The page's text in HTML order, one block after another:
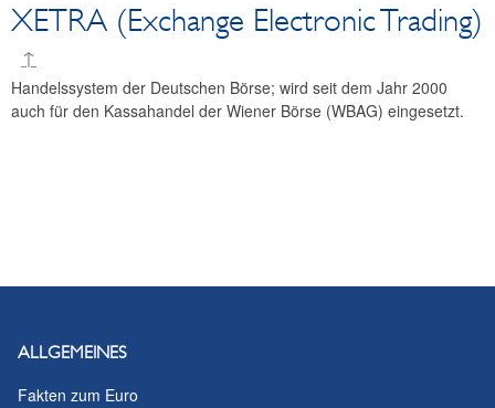
XETRA (Exchange Electronic Trading)
↑
Handelssystem der Deutschen Börse; wird seit dem Jahr 2000
auch für den Kassahandel der Wiener Börse (WBAG) eingesetzt.
ALLGEMEINES
Fakten zum Euro